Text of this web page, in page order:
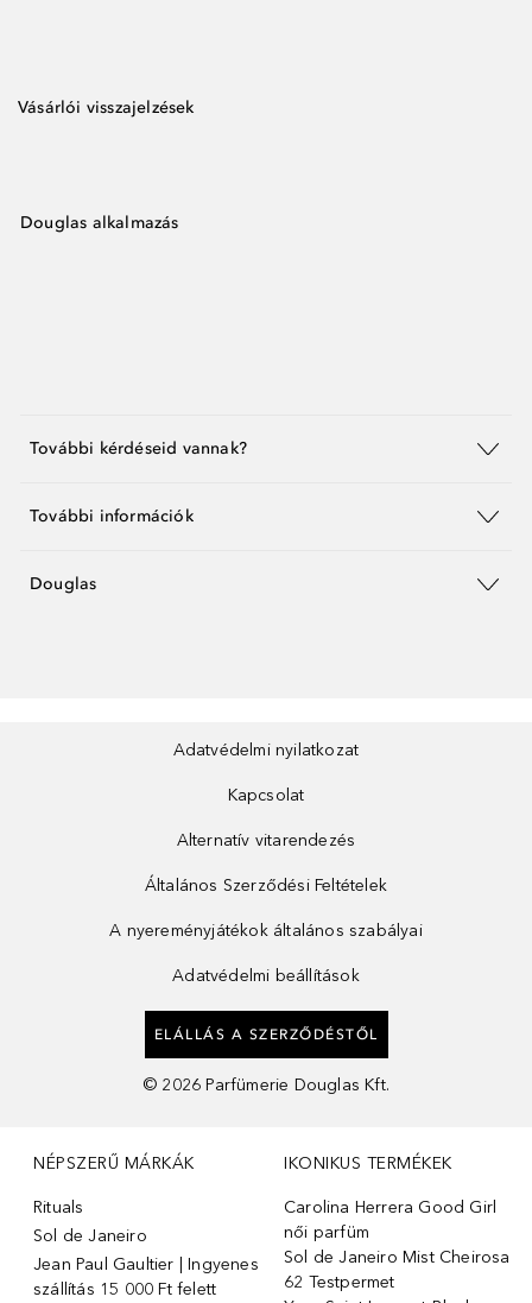
Vásárlói visszajelzések
Douglas alkalmazás
További kérdéseid vannak?
További információk
Douglas
Adatvédelmi nyilatkozat
Kapcsolat
Alternatív vitarendezés
Általános Szerződési Feltételek
A nyereményjátékok általános szabályai
Adatvédelmi beállítások
ELÁLLÁS A SZERZŐDÉSTŐL
© 2026 Parfümerie Douglas Kft.
NÉPSZERŰ MÁRKÁK
Rituals
Sol de Janeiro
Jean Paul Gaultier | Ingyenes
szállítás 15 000 Ft felett
IKONIKUS TERMÉKEK
Carolina Herrera Good Girl
női parfüm
Sol de Janeiro Mist Cheirosa
62 Testpermet